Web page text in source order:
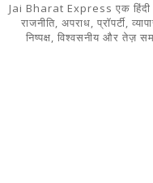
Jai Bharat Express एक हिंदी
राजनीति, अपराध, प्रॉपर्टी,
निष्पक्ष, विश्वसनीय और तेज़